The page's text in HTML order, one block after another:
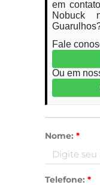
em
Nobuck
Fale
Ou em
Nome: *
Telefone: *